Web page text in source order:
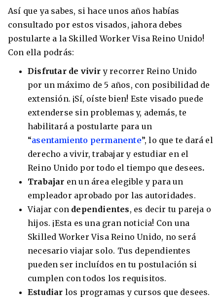
Australia permitirá la entrada de
estudiantes y trabajadores cualificados
vacunados contra el Covid-19
Agustina Fontirroig
8 ciudades para tomar cursos de inglés
intensivo
Barbie Castoldi 09/11/2021
Estados Unidos
Ecuador
VER TODOS LOS PAÍSES
Estudia un Bachelor de IT en Cork
Estudia Business en Auckland
Así que ya sabes, si hace unos años habías
consultado por estos visados, ¡ahora debes
postularte a la Skilled Worker Visa Reino Unido!
Con ella podrás:
Disfrutar de vivir y recorrer Reino Unido
por un máximo de 5 años, con posibilidad de
extensión. ¡Sí, oíste bien! Este visado puede
extenderse sin problemas y, además, te
habilitará a postularte para un
“asentamiento permanente”, lo que te dará el
derecho a vivir, trabajar y estudiar en el
Reino Unido por todo el tiempo que desees.
Trabajar en un área elegible y para un
empleador aprobado por las autoridades.
Viajar con dependientes, es decir tu pareja o
hijos. ¡Esta es una gran noticia! Con una
Skilled Worker Visa Reino Unido, no será
necesario viajar solo. Tus dependientes
pueden ser incluídos en tu postulación si
cumplen con todos los requisitos.
Estudiar los programas y cursos que desees.